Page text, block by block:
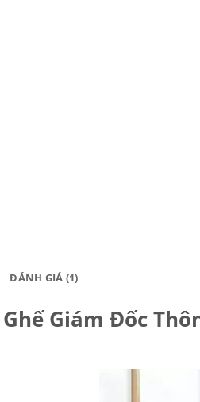
ĐÁNH GIÁ (1)
Ghế Giám Đốc